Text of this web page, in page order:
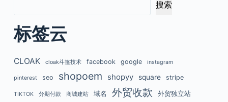
搜索
标签云
CLOAK cloak斗篷技术 facebook google instagram
pinterest seo shopoem shopyy square stripe
TIKTOK 分期付款 商城建站 域名 外贸收款 外贸独立站